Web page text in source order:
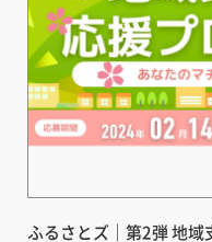
ふるさとズ｜第2弾 地域